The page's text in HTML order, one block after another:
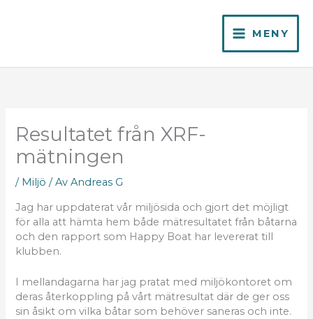
MENY
Resultatet från XRF-
mätningen
/ Miljö / AvAndreas G
Jag har uppdaterat vår miljösida och gjort det möjligt
för alla att hämta hem både mätresultatet från båtarna
och den rapport som Happy Boat har levererat till
klubben.
I mellandagarna har jag pratat med miljökontoret om
deras återkoppling på vårt mätresultat där de ger oss
sin åsikt om vilka båtar som behöver saneras och inte.